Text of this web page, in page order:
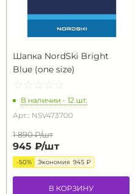
Шапка NordSki Bright
Blue (one size)
☆ ☆ ☆ ☆ ☆
★ ★ ★ ★ ★
В наличии - 12 шт.
Арт.: NSV473700
1 890 ₽/шт
945 ₽/шт
-50% Экономия 945 ₽
В КОРЗИНУ